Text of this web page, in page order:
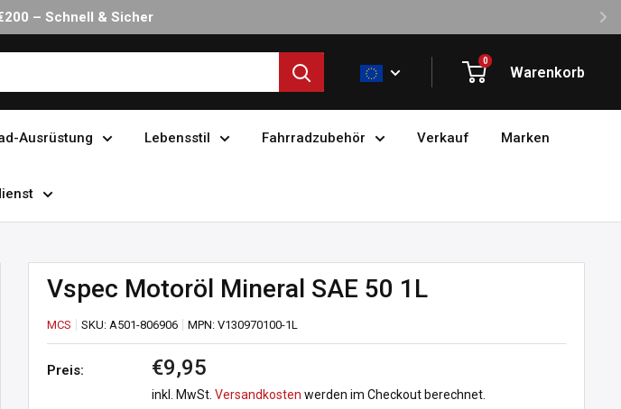
– Schnell & Sicher
0
Warenkorb
Ausrüstung Lebensstil Fahrradzubehör Verkauf Marken
Vspec Motoröl Mineral SAE 50 1L
MCS SKU: A501-806906 MPN: V130970100-1L
Preis: Sonderpreis
€9,95
inkl. MwSt. Versandkosten werden im Checkout berechnet.